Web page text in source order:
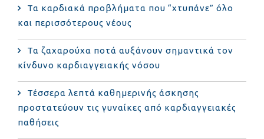
Τα καρδιακά προβλήματα που “χτυπάνε” όλο
και περισσότερους νέους
Τα ζαχαρούχα ποτά αυξάνουν σημαντικά τον
κίνδυνο καρδιαγγειακής νόσου
Τέσσερα λεπτά καθημερινής άσκησης
προστατεύουν τις γυναίκες από καρδιαγγειακές
παθήσεις